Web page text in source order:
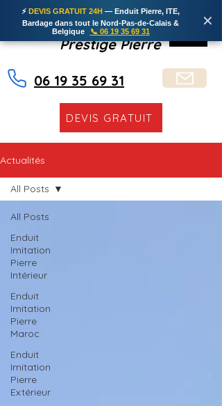
Prestige Pierre
06 19 35 69 31
DEVIS GRATUIT
Actualités
All Posts
Enduit
Imitation
Pierre
Intérieur
Enduit
Imitation
Pierre
Maroc
Enduit
Imitation
Pierre
Extérieur
All Posts
⚡ DEVIS GRATUIT 24H — Enduit Pierre, ITE,
Bardage dans tout le Nord-Pas-de-Calais &
Belgique
📞 06 19 35 69 31
✕